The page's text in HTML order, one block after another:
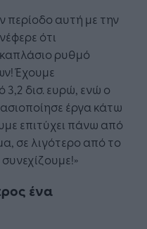
περίοδο αυτή με την
ότι
ρυθμό
Έχουμε
δισ. ευρώ, ενώ ο
έργα κάτω
επιτύχει πάνω από
σε λιγότερο από το
ένα